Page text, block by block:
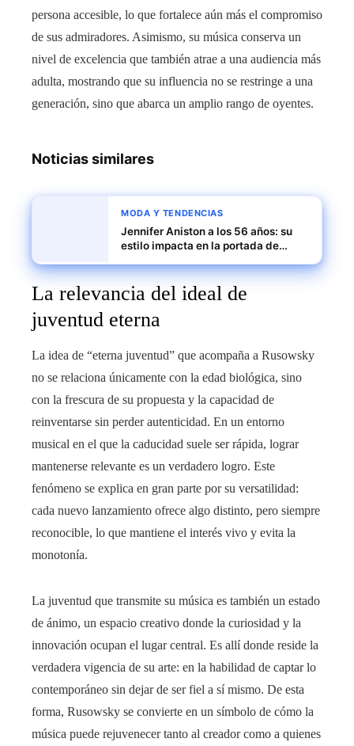
persona accesible, lo que fortalece aún más el compromiso
de sus admiradores. Asimismo, su música conserva un
nivel de excelencia que también atrae a una audiencia más
adulta, mostrando que su influencia no se restringe a una
generación, sino que abarca un amplio rango de oyentes.
Noticias similares
MODA Y TENDENCIAS
Jennifer Aniston a los 56 años: su
estilo impacta en la portada de
La relevancia del ideal de
juventud eterna
La idea de “eterna juventud” que acompaña a Rusowsky
no se relaciona únicamente con la edad biológica, sino
con la frescura de su propuesta y la capacidad de
reinventarse sin perder autenticidad. En un entorno
musical en el que la caducidad suele ser rápida, lograr
mantenerse relevante es un verdadero logro. Este
fenómeno se explica en gran parte por su versatilidad:
cada nuevo lanzamiento ofrece algo distinto, pero siempre
reconocible, lo que mantiene el interés vivo y evita la
monotonía.
La juventud que transmite su música es también un estado
de ánimo, un espacio creativo donde la curiosidad y la
innovación ocupan el lugar central. Es allí donde reside la
verdadera vigencia de su arte: en la habilidad de captar lo
contemporáneo sin dejar de ser fiel a sí mismo. De esta
forma, Rusowsky se convierte en un símbolo de cómo la
música puede rejuvenecer tanto al creador como a quienes